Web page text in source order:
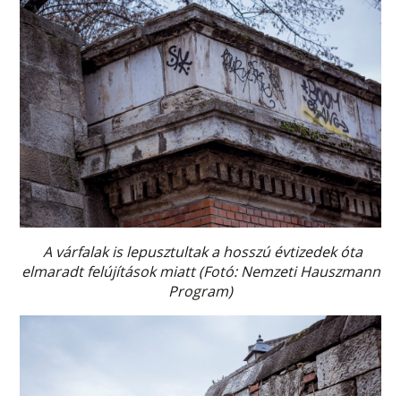
A várfalak is lepusztultak a hosszú évtizedek óta
elmaradt felújítások miatt (Fotó: Nemzeti Hauszmann
Program)